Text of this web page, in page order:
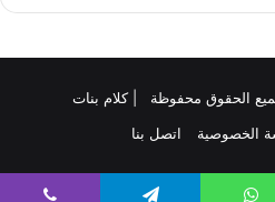
الخصوصية اتصل بنا